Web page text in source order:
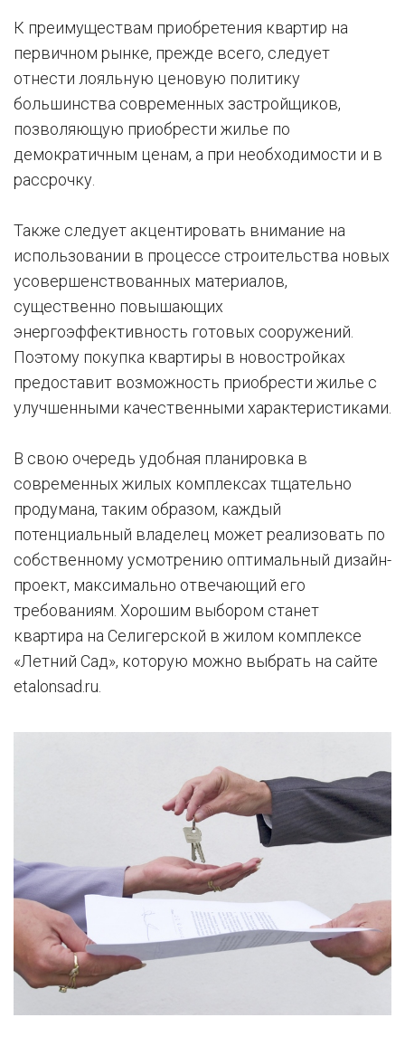
К преимуществам приобретения квартир на
первичном рынке, прежде всего, следует
отнести лояльную ценовую политику
большинства современных застройщиков,
позволяющую приобрести жилье по
демократичным ценам, а при необходимости и в
рассрочку.
Также следует акцентировать внимание на
использовании в процессе строительства новых
усовершенствованных материалов,
существенно повышающих
энергоэффективность готовых сооружений.
Поэтому покупка квартиры в новостройках
предоставит возможность приобрести жилье с
улучшенными качественными характеристиками.
В свою очередь удобная планировка в
современных жилых комплексах тщательно
продумана, таким образом, каждый
потенциальный владелец может реализовать по
собственному усмотрению оптимальный дизайн-
проект, максимально отвечающий его
требованиям. Хорошим выбором станет
квартира на Селигерской в жилом комплексе
«Летний Сад», которую можно выбрать на сайте
etalonsad.ru.